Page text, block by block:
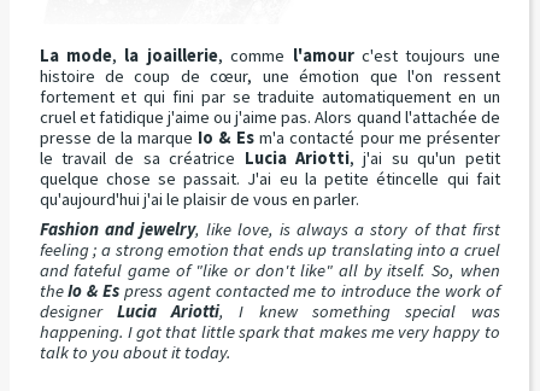
La mode, la joaillerie, comme l'amourc'est toujours une
histoire de coup de cœur, une émotion que l'on ressent
fortement et qui fini par se traduite automatiquement en un
cruel et fatidique j'aime ou j'aime pas. Alors quand l'attachée de
presse de la marque Io & Es m'a contacté pour me présenter
le travail de sa créatrice Lucia Ariotti, j'ai su qu'un petit
quelque chose se passait. J'ai eu la petite étincelle qui fait
qu'aujourd'hui j'ai le plaisir de vous en parler.
Fashion and jewelry, like love, is always a story of that first
feeling ; a strong emotion that ends up translating into a cruel
and fateful game of "like or don't like" all by itself. So, when
theIo & Es press agent contacted me to introduce the work of
designer Lucia Ariotti, I knew something special was
happening. I got that little spark that makes me very happy to
talk to you about it today.